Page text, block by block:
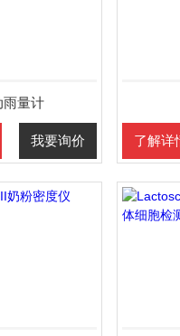
雨量计
我要询价 了解详